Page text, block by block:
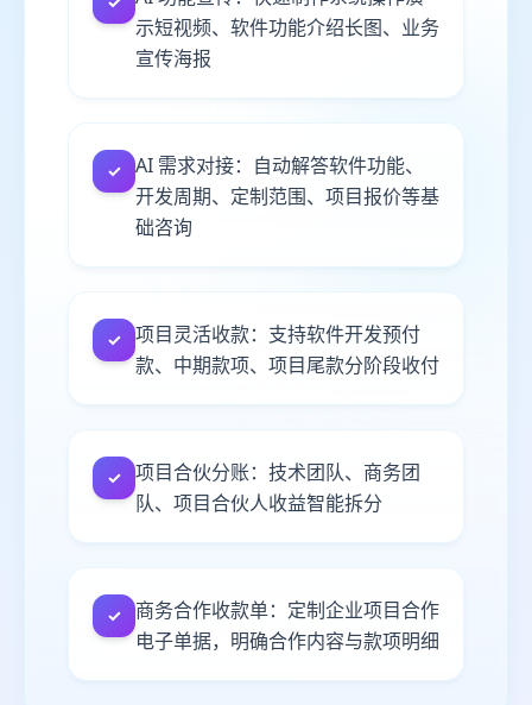
示短视频、软件功能介绍长图、业务
宣传海报
✓
AI 需求对接：自动解答软件功能、
开发周期、定制范围、项目报价等基
础咨询
✓
项目灵活收款：支持软件开发预付
款、中期款项、项目尾款分阶段收付
✓
项目合伙分账：技术团队、商务团
队、项目合伙人收益智能拆分
✓
商务合作收款单：定制企业项目合作
电子单据，明确合作内容与款项明细